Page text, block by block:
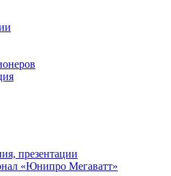
презентации
«Юнипро Мегаватт»